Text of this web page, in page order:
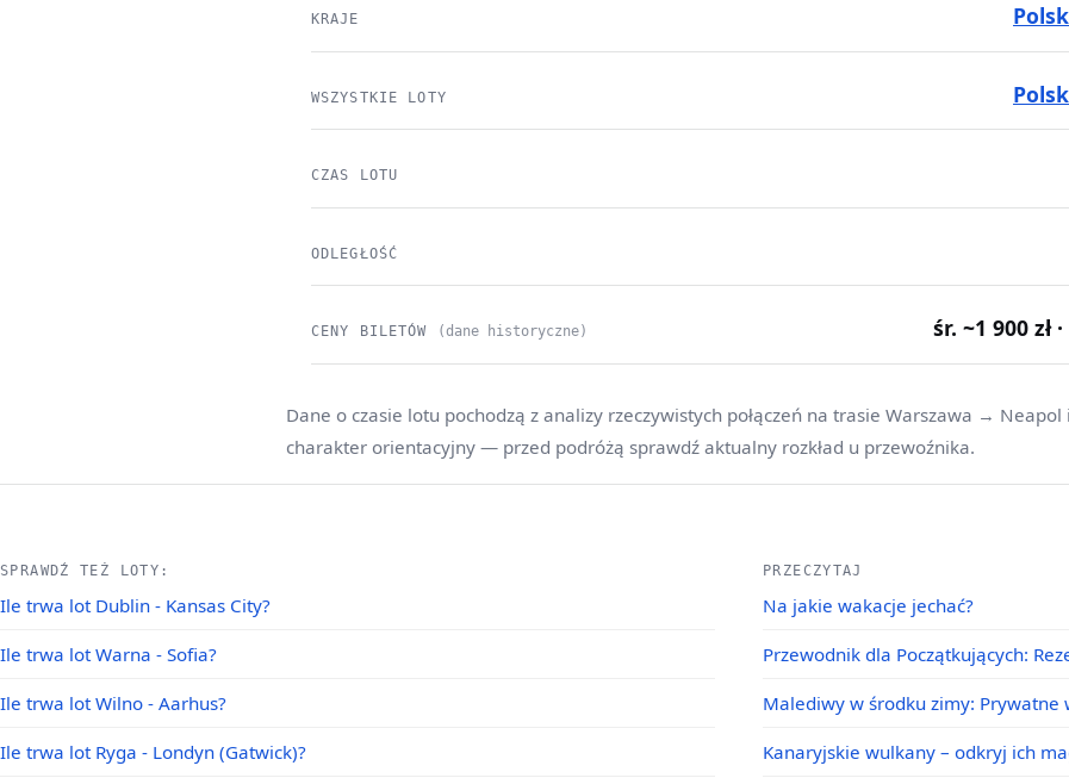
KRAJE
WSZYSTKIE LOTY
CZAS LOTU
ODLEGŁOŚĆ
CENY BILETÓW (dane historyczne) śr. ~1 900 zł
Dane o czasie lotu pochodzą z analizy rzeczywistych połączeń na trasie Warszawa → Neapol
charakter orientacyjny — przed podróżą sprawdź aktualny rozkład u przewoźnika.
SPRAWDŹ TEŻ LOTY:
Ile trwa lot Dublin - Kansas City?
Ile trwa lot Warna - Sofia?
Ile trwa lot Wilno - Aarhus?
Ile trwa lot Ryga - Londyn (Gatwick)?
PRZECZYTAJ
Na jakie wakacje jechać?
Przewodnik dla Początkujących:
Malediwy w środku zimy: Prywatne
Kanaryjskie wulkany – odkryj ich